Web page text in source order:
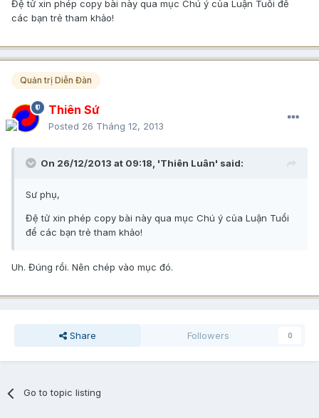
Đệ tử xin phép copy bài này qua mục Chú ý của Luận Tuổi để
các bạn trẻ tham khảo!
Quản trị Diễn Đàn
Thiên Sứ
Posted 26 Tháng 12, 2013
On 26/12/2013 at 09:18, 'Thiên Luân' said:
Sư phụ,
Đệ tử xin phép copy bài này qua mục Chú ý của Luận Tuổi
để các bạn trẻ tham khảo!
Uh. Đúng rồi. Nên chép vào mục đó.
Share Followers 0
Go to topic listing